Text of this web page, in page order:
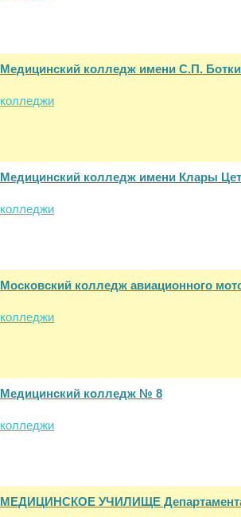
Медицинский колледж имени С.П.
колледжи
Медицинский колледж имени Клары
колледжи
Московский колледж авиационного
колледжи
Медицинский колледж № 8
колледжи
МЕДИЦИНСКОЕ УЧИЛИЩЕ